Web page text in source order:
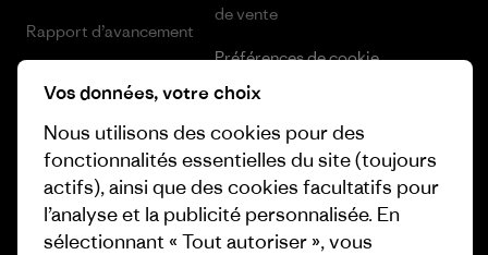
Rapport d’avancement
1% For The Planet
Comment nous
finançons
de vente
Préférences de cookie
Carrières
Presse et media
Industry program
Programme d’affiliation
Vos données, votre choix
Nous utilisons des cookies pour des
fonctionnalités essentielles du site (toujours
actifs), ainsi que des cookies facultatifs pour
l’analyse et la publicité personnalisée. En
sélectionnant « Tout autoriser », vous